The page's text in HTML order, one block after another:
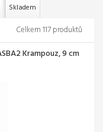
Skladem
Celkem 117 produktů
Krampouz, 9 cm